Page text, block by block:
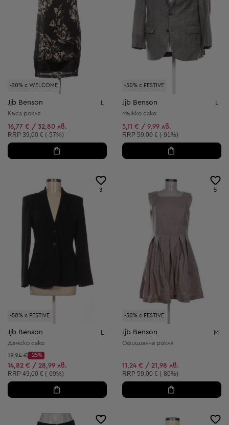
-20% с WELCOME
Jjb Benson
Къса рокля
16,77 € / 32,80 лв.
Препоръчителна цена:
RRP 39,00 € (-57%)
-50% с FESTIVE
Jjb Benson
Мъжко сако
5,11 € / 9,99 лв.
Препоръчителна цена:
RRP 59,00 € (-91%)
-50% с FESTIVE
3
Jjb Benson
Дамско сако
Начална цена:
19,94 €
Discount Price:
-25%
Намалена цена:
14,82 € / 28,99 лв.
Препоръчителна цена:
RRP 49,00 € (-69%)
-50% с FESTIVE
5
Jjb Benson M
Официална рокля
11,24 € / 21,98 лв.
Препоръчителна цена:
RRP 59,00 € (-80%)